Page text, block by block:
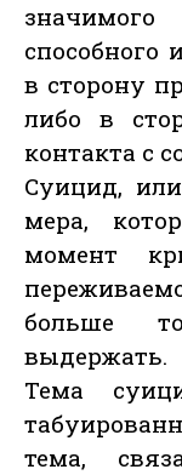
в сторону
либо в
контакта с
Суицид,
мера,
момент
больше
выдержать.
Тема
тема,